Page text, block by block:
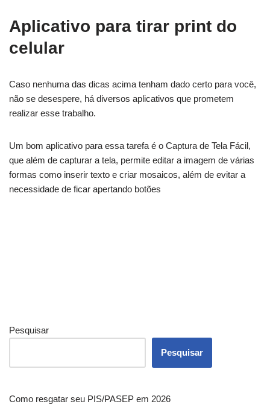
Aplicativo para tirar print do
celular
Caso nenhuma das dicas acima tenham dado certo para você,
não se desespere, há diversos aplicativos que prometem
realizar esse trabalho.
Um bom aplicativo para essa tarefa é o Captura de Tela Fácil,
que além de capturar a tela, permite editar a imagem de várias
formas como inserir texto e criar mosaicos, além de evitar a
necessidade de ficar apertando botões
Pesquisar
Pesquisar
Como resgatar seu PIS/PASEP em 2026